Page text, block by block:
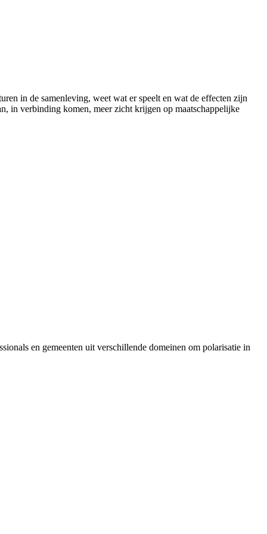
in de samenleving, weet wat er speelt en wat de effecten zijn
in verbinding komen, meer zicht krijgen op maatschappelijke
en gemeenten uit verschillende domeinen om polarisatie in